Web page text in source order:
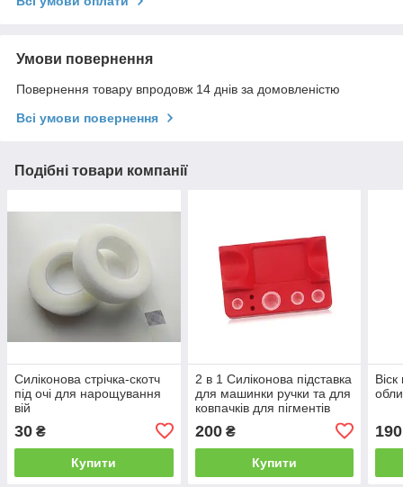
Умови повернення
Повернення товару впродовж 14 днів за домовленістю
Всі умови повернення
Подібні товари компанії
Силіконова стрічка-скотч
під очі для нарощування
вій
30 ₴
Купити
2 в 1 Силіконова підставка
для машинки ручки та для
ковпачків для пігментів
200₴
Купити
190